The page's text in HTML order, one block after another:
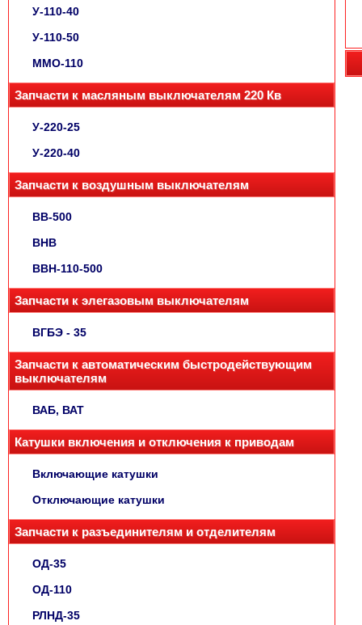
У-110-40
У-110-50
ММО-110
Запчасти к масляным выключателям 220 Кв
У-220-25
У-220-40
Запчасти к воздушным выключателям
ВВ-500
ВНВ
ВВН-110-500
Запчасти к элегазовым выключателям
ВГБЭ - 35
Запчасти к автоматическим быстродействующим
выключателям
ВАБ, ВАТ
Катушки включения и отключения к приводам
Включающие катушки
Отключающие катушки
Запчасти к разъединителям и отделителям
ОД-35
ОД-110
РЛНД-35